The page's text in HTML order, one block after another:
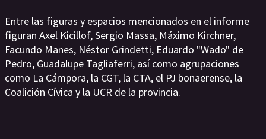
Entre las figuras y espacios mencionados en el informe
figuran Axel Kicillof, Sergio Massa, Máximo Kirchner,
Facundo Manes, Néstor Grindetti, Eduardo "Wado" de
Pedro, Guadalupe Tagliaferri, así como agrupaciones
como La Cámpora, la CGT, la CTA, el PJ bonaerense, la
Coalición Cívica y la UCR de la provincia.